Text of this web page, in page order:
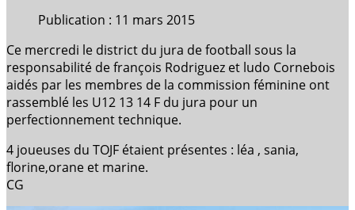
Publication : 11 mars 2015
Ce mercredi le district du jura de football sous la
responsabilité de françois Rodriguez et ludo Cornebois
aidés par les membres de la commission féminine ont
rassemblé les U12 13 14 F du jura pour un
perfectionnement technique.
4 joueuses du TOJF étaient présentes : léa , sania,
florine,orane et marine.
CG